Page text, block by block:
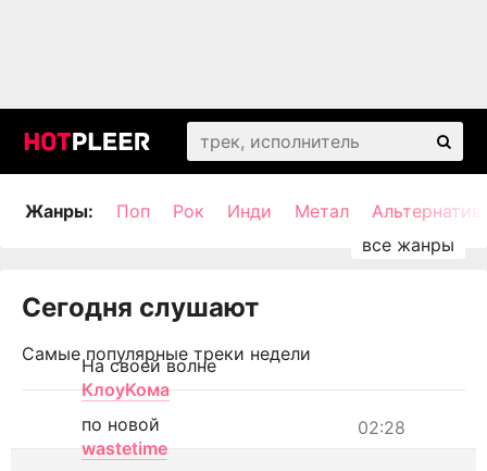
Жанры: Поп Рок Инди Метал
Сегодня слушают
Самые популярные треки недели
На своей волне
КлоуКома
02:28
по новой
wastetime